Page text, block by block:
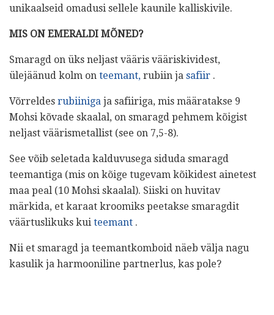
unikaalseid omadusi sellele kaunile kalliskivile.
MIS ON EMERALDI MÕNED?
Smaragd on üks neljast vääris vääriskividest,
ülejäänud kolm on teemant, rubiin ja safiir .
Võrreldes rubiiniga ja safiiriga, mis määratakse 9
Mohsi kõvade skaalal, on smaragd pehmem kõigist
neljast väärismetallist (see on 7,5-8).
See võib seletada kalduvusega siduda smaragd
teemantiga (mis on kõige tugevam kõikidest ainetest
maa peal (10 Mohsi skaalal). Siiski on huvitav
märkida, et karaat kroomiks peetakse smaragdit
väärtuslikuks kui teemant .
Nii et smaragd ja teemantkomboid näeb välja nagu
kasulik ja harmooniline partnerlus, kas pole?